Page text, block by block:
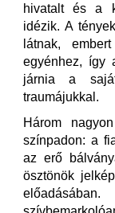
hivatalt és a
idézik. A
látnak,
egyénhez, így
járnia a
traumájukkal.
Három
színpadon: a
az erő
ösztönök